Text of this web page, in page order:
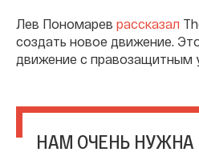
Лев Пономарев рассказал
создать новое движение.
движение с правозащитным
НАМ ОЧЕНЬ